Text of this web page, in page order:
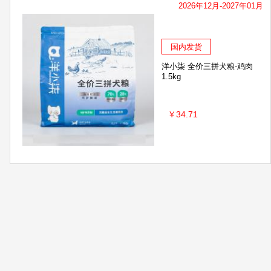
2026年12月-2027年01月
国内发货
洋小柒 全价三拼犬粮-鸡肉
1.5kg
￥34.71